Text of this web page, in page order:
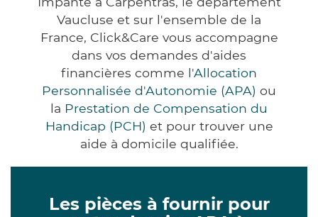
Vaucluse et sur l'ensemble de la
France, Click&Care vous accompagne
dans vos demandes d'aides
financières comme l'Allocation
Personnalisée d'Autonomie (APA) ou
la Prestation de Compensation du
Handicap (PCH) et pour trouver une
aide à domicile qualifiée.
Les pièces à fournir pour